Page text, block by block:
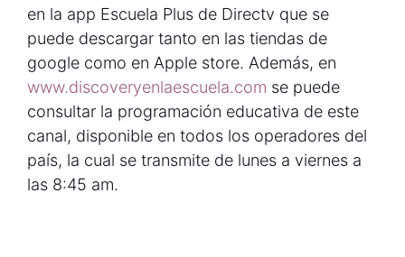
en la app Escuela Plus de Directv que se
puede descargar tanto en las tiendas de
google como en Apple store. Además, en
www.discoveryenlaescuela.com se puede
consultar la programación educativa de este
canal, disponible en todos los operadores del
país, la cual se transmite de lunes a viernes a
las 8:45 am.